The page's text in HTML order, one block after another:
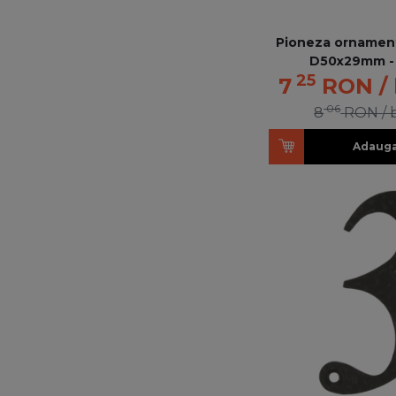
Pioneza
D50x29mm
725 RON /
806 RON /